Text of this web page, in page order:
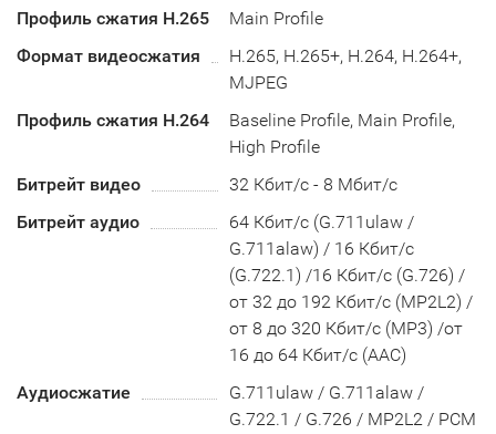
Профиль сжатия H.265
Main Profile
Формат видеосжатия
H.265, H.265+, H.264, H.264+,
MJPEG
Профиль сжатия H.264
Baseline Profile, Main Profile,
High Profile
Битрейт видео
32 Кбит/с - 8 Мбит/с
Битрейт аудио
64 Кбит/с (G.711ulaw /
G.711alaw) / 16 Кбит/с
(G.722.1) /16 Кбит/с (G.726) /
от 32 до 192 Кбит/с (MP2L2) /
от 8 до 320 Кбит/с (MP3) /от
16 до 64 Кбит/с (AAC)
Аудиосжатие
G.711ulaw / G.711alaw /
G.722.1 / G.726 / MP2L2 / PCM